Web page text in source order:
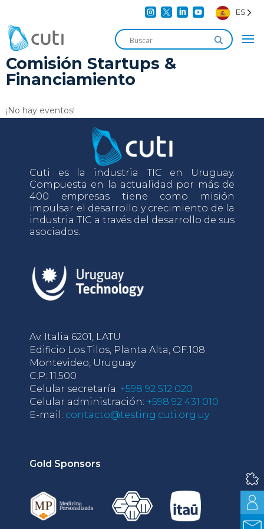
    ES
Comisión Startups &
Financiamiento
¡No hay eventos!
Cuti es la industria TIC en Uruguay.
Compuesta en la actualidad por más de
400 empresas tiene como misión
impulsar el desarrollo y crecimiento de la
industria TIC a través del desarrollo de sus
asociados.
Av. Italia 6201, LATU
Edificio Los Tilos, Planta Alta, OF.108
Montevideo, Uruguay
C.P: 11.500
Celular secretaría: +598 92 512 020
Celular administración: +598 92 431 010
E-mail: contacto@testing.cuti.org.uy
Gold Sponsors